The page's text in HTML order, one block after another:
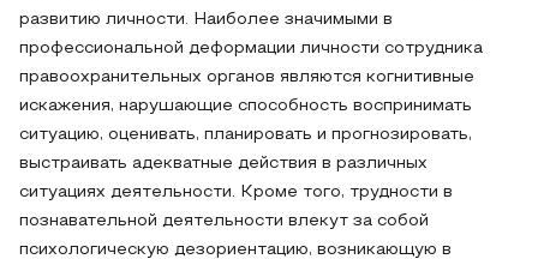
развитию личности. Наиболее значимыми в
профессиональной деформации личности сотрудника
правоохранительных органов являются когнитивные
искажения, нарушающие способность воспринимать
ситуацию, оценивать, планировать и прогнозировать,
выстраивать адекватные действия в различных
ситуациях деятельности. Кроме того, трудности в
познавательной деятельности влекут за собой
психологическую дезориентацию, возникающую в